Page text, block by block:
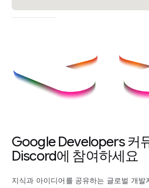
Google Developers 커
Discord에 참여하세요
지식과 아이디어를 공유하는 글로벌 개발